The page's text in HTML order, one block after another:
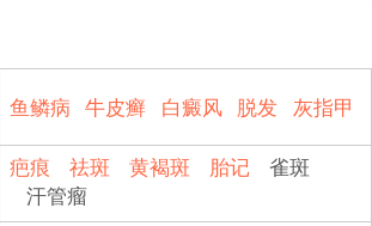
鱼鳞病 牛皮癣 白癜风 脱发 灰指甲
疤痕 祛斑 黄褐斑 胎记
雀斑
汗管瘤